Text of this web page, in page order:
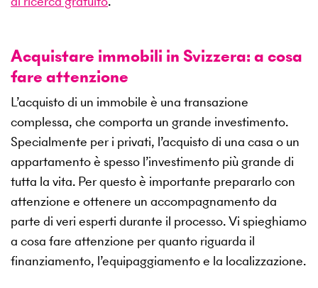
Acquistare immobili in Svizzera: a cosa
fare attenzione
L’acquisto di un immobile è una transazione
complessa, che comporta un grande investimento.
Specialmente per i privati, l’acquisto di una casa o un
appartamento è spesso l’investimento più grande di
tutta la vita. Per questo è importante prepararlo con
attenzione e ottenere un accompagnamento da
parte di veri esperti durante il processo. Vi spieghiamo
a cosa fare attenzione per quanto riguarda il
finanziamento, l’equipaggiamento e la localizzazione.